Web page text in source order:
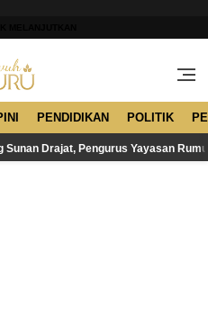
Guru
PENDIDIKAN POLITIK
Sunan Drajat, Pengurus Yayasan